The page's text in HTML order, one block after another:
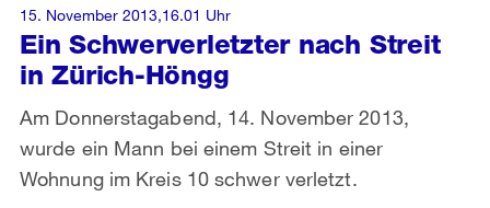
Ein Schwerverletzter nach Streit
in Zürich-Höngg
Am Donnerstagabend, 14. November 2013,
wurde ein Mann bei einem Streit in einer
Wohnung im Kreis 10 schwer verletzt.
15. November 2013,16.01 Uhr